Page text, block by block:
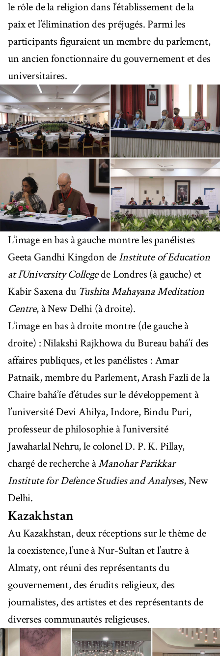
le rôle de la religion dans l’établissement de la
paix et l’élimination des préjugés. Parmi les
participants figuraient un membre du parlement,
un ancien fonctionnaire du gouvernement et des
universitaires.
L’image en bas à gauche montre les panélistes
Geeta Gandhi Kingdon de Institute of Education
at l’University Collegede Londres (à gauche) et
Kabir Saxena du Tushita Mahayana Meditation
Centre, à New Delhi (à droite).
L’image en bas à droite montre (de gauche à
droite) : Nilakshi Rajkhowa du Bureau bahá’í des
affaires publiques, et les panélistes : Amar
Patnaik, membre du Parlement, Arash Fazli de la
Chaire bahá’íe d’études sur le développement à
l’université Devi Ahilya, Indore, Bindu Puri,
professeur de philosophie à l’université
Jawaharlal Nehru, le colonel D. P. K. Pillay,
chargé de recherche àManohar Parikkar
Institute for Defence Studies and Analyses, New
Delhi.
Kazakhstan
Au Kazakhstan, deux réceptions sur le thème de
la coexistence, l’une à Nur-Sultan et l’autre à
Almaty, ont réuni des représentants du
gouvernement, des érudits religieux, des
journalistes, des artistes et des représentants de
diverses communautés religieuses.